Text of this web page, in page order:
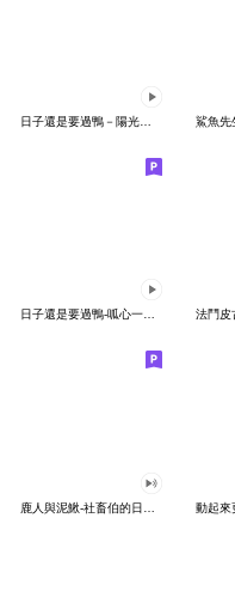
鯊魚先
日子還是要過鴨-呱心一下鴨